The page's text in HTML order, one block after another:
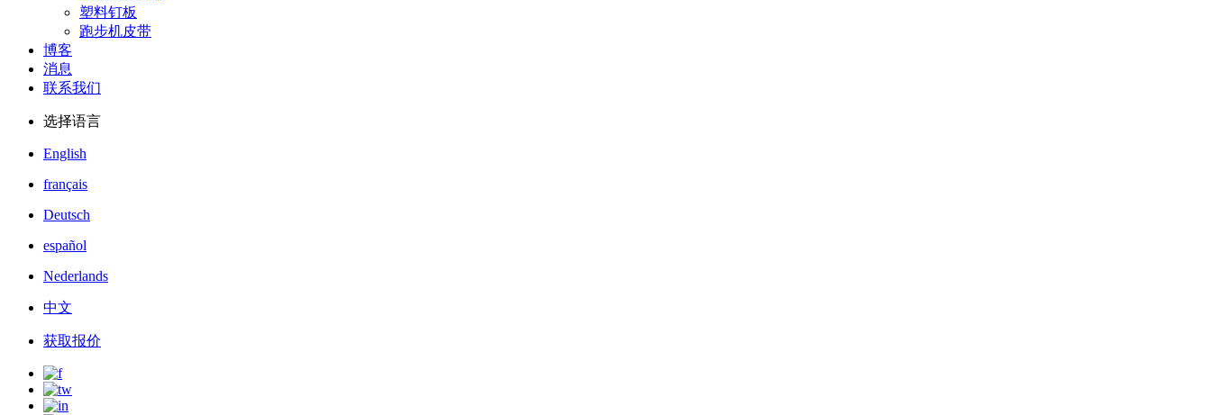
塑料钉板
跑步机皮带
博客
消息
联系我们
选择语言
English
français
Deutsch
español
Nederlands
中文
获取报价